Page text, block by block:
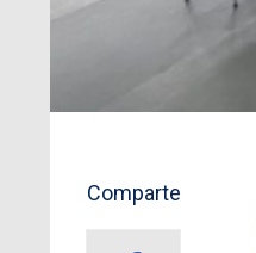
Comparte